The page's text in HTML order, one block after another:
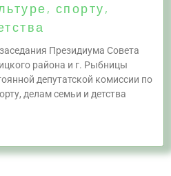
спорту,
Президиума Совета
района и г. Рыбницы
депутатской комиссии по
делам семьи и детства